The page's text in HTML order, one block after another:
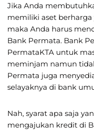
Jika Anda
memiliki aset
maka Anda harus
Bank Permata. Bank
PermataKTA untuk
meminjam namun
Permata juga
selayaknya di bank
Nah, syarat apa saja
mengajukan kredit di